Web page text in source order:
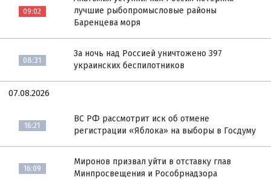
09:02
лучшие рыбопромысловые районы
Баренцева моря
08:31
За ночь над Россией уничтожено 397
украинских беспилотников
07.08.2026
16:21
ВС РФ рассмотрит иск об отмене
регистрации «Яблока» на выборы в Госдуму
16:09
Миронов призвал уйти в отставку глав
Минпросвещения и Рособрнадзора